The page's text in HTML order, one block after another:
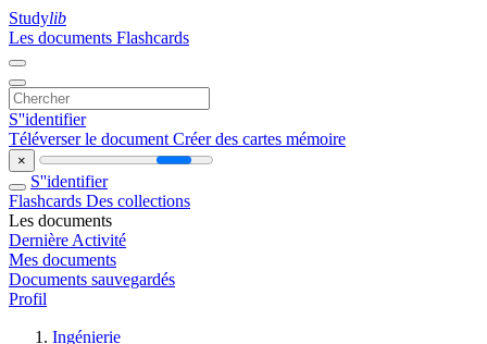
Studylib
Les documents Flashcards
S''identifier
Téléverser le document Créer des cartes mémoire
×
S''identifier
Flashcards Des collections
Les documents
Dernière Activité
Mes documents
Documents sauvegardés
Profil
Ingénierie